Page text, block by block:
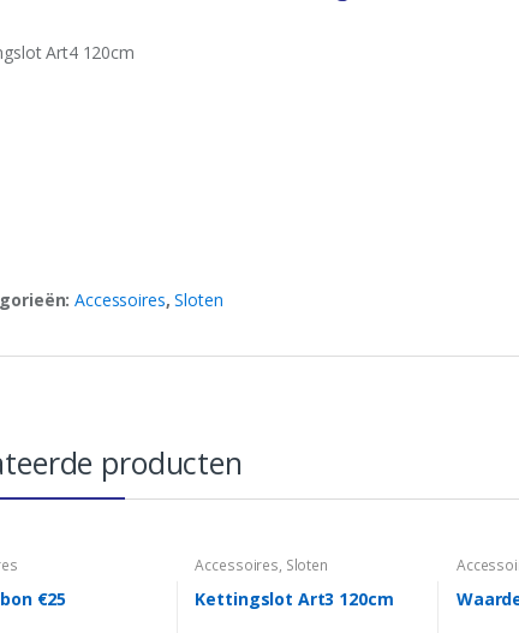
Art4 120cm
Accessoires,Sloten
producten
€25
Accessoires, Sloten
Kettingslot Art3 120cm